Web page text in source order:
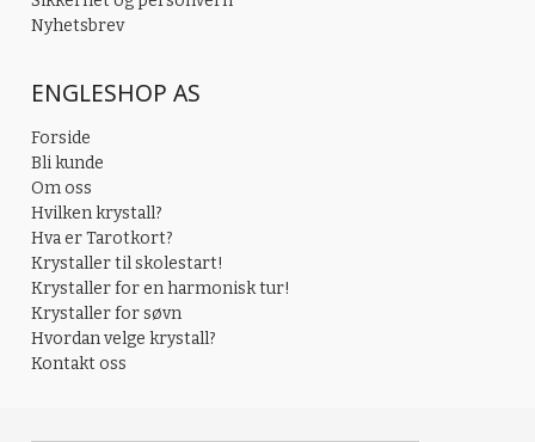
Nyhetsbrev
ENGLESHOP AS
Forside
Bli kunde
Om oss
Hvilken krystall?
Hva er Tarotkort?
Krystaller til skolestart!
Krystaller for en harmonisk tur!
Krystaller for søvn
Hvordan velge krystall?
Kontakt oss